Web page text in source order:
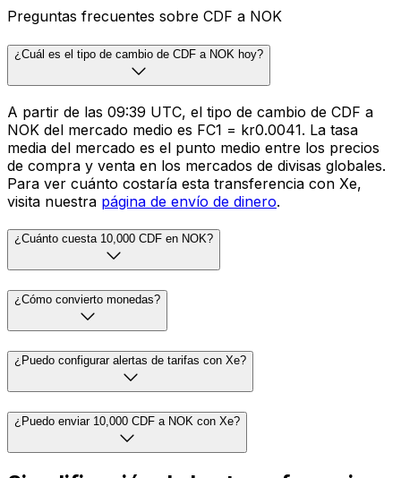
Preguntas frecuentes sobre CDF a NOK
¿Cuál es el tipo de cambio de CDF a NOK hoy?
A partir de las 09:39 UTC, el tipo de cambio de CDF a
NOK del mercado medio es FC1 = kr0.0041. La tasa
media del mercado es el punto medio entre los precios
de compra y venta en los mercados de divisas globales.
Para ver cuánto costaría esta transferencia con Xe,
visita nuestra página de envío de dinero.
¿Cuánto cuesta 10,000 CDF en NOK?
¿Cómo convierto monedas?
¿Puedo configurar alertas de tarifas con Xe?
¿Puedo enviar 10,000 CDF a NOK con Xe?